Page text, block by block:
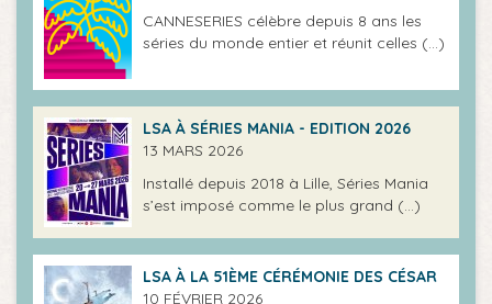
CANNESERIES célèbre depuis 8 ans les
séries du monde entier et réunit celles (…)
LSA À SÉRIES MANIA - EDITION 2026
13 MARS 2026
Installé depuis 2018 à Lille, Séries Mania
s’est imposé comme le plus grand (…)
LSA À LA 51ÈME CÉRÉMONIE DES CÉSAR
10 FÉVRIER 2026